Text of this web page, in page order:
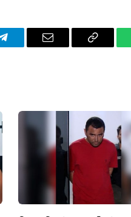
Telegram Email
Copy